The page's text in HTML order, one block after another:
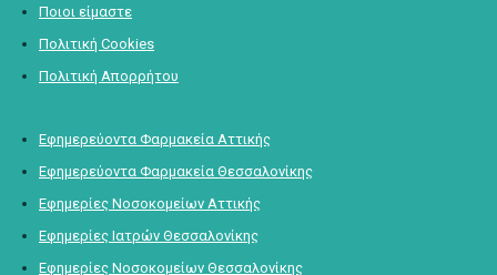
Ποιοι είμαστε
Πολιτική Cookies
Πολιτική Απορρήτου
Εφημερεύοντα Φαρμακεία Αττικής
Εφημερεύοντα Φαρμακεία Θεσσαλονίκης
Εφημερίες Νοσοκομείων Αττικής
Εφημερίες Ιατρών Θεσσαλονίκης
Εφημερίες Νοσοκομείων Θεσσαλονίκης